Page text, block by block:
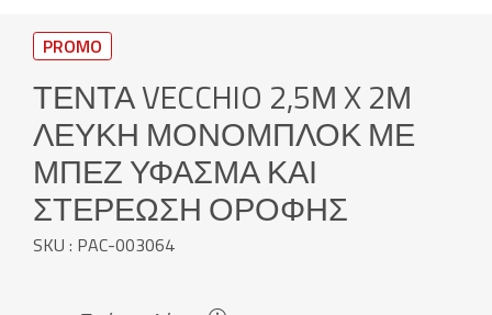
PROMO
ΤΈΝΤΑ VECCHIO 2,5Μ X 2Μ
ΛΕΥΚΉ ΜΟΝΟΜΠΛΌΚ ΜΕ
ΜΠΕΖ ΎΦΑΣΜΑ ΚΑΙ
ΣΤΕΡΈΩΣΗ ΟΡΟΦΉΣ
SKU : PAC-003064